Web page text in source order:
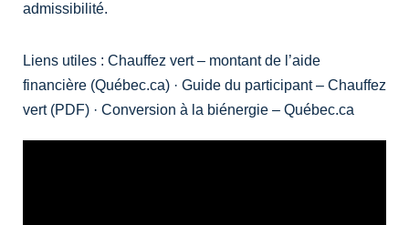
admissibilité.
Liens utiles : Chauffez vert – montant de l’aide
financière (Québec.ca) · Guide du participant – Chauffez
vert (PDF) · Conversion à la biénergie – Québec.ca